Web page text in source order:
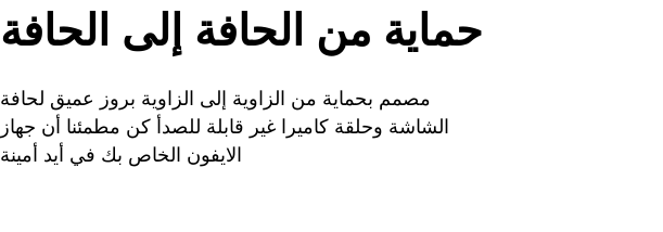
حماية من الحافة إلى الحافة
مصمم بحماية من الزاوية إلى الزاوية بروز عميق لحافة
الشاشة وحلقة كاميرا غير قابلة للصدأ كن مطمئنا أن جهاز
الايفون الخاص بك في أيد أمينة